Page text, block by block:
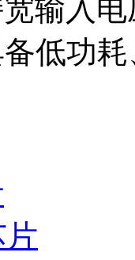
输入
低功
片